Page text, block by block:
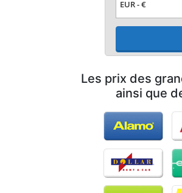
Les prix des
ainsi que